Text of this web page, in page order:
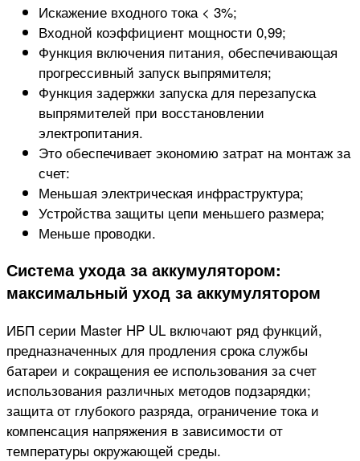
Искажение входного тока < 3%;
Входной коэффициент мощности 0,99;
Функция включения питания, обеспечивающая
прогрессивный запуск выпрямителя;
Функция задержки запуска для перезапуска
выпрямителей при восстановлении
электропитания.
Это обеспечивает экономию затрат на монтаж за
счет:
Меньшая электрическая инфраструктура;
Устройства защиты цепи меньшего размера;
Меньше проводки.
Система ухода за аккумулятором:
максимальный уход за аккумулятором
ИБП серии Master HP UL включают ряд функций,
предназначенных для продления срока службы
батареи и сокращения ее использования за счет
использования различных методов подзарядки;
защита от глубокого разряда, ограничение тока и
компенсация напряжения в зависимости от
температуры окружающей среды.